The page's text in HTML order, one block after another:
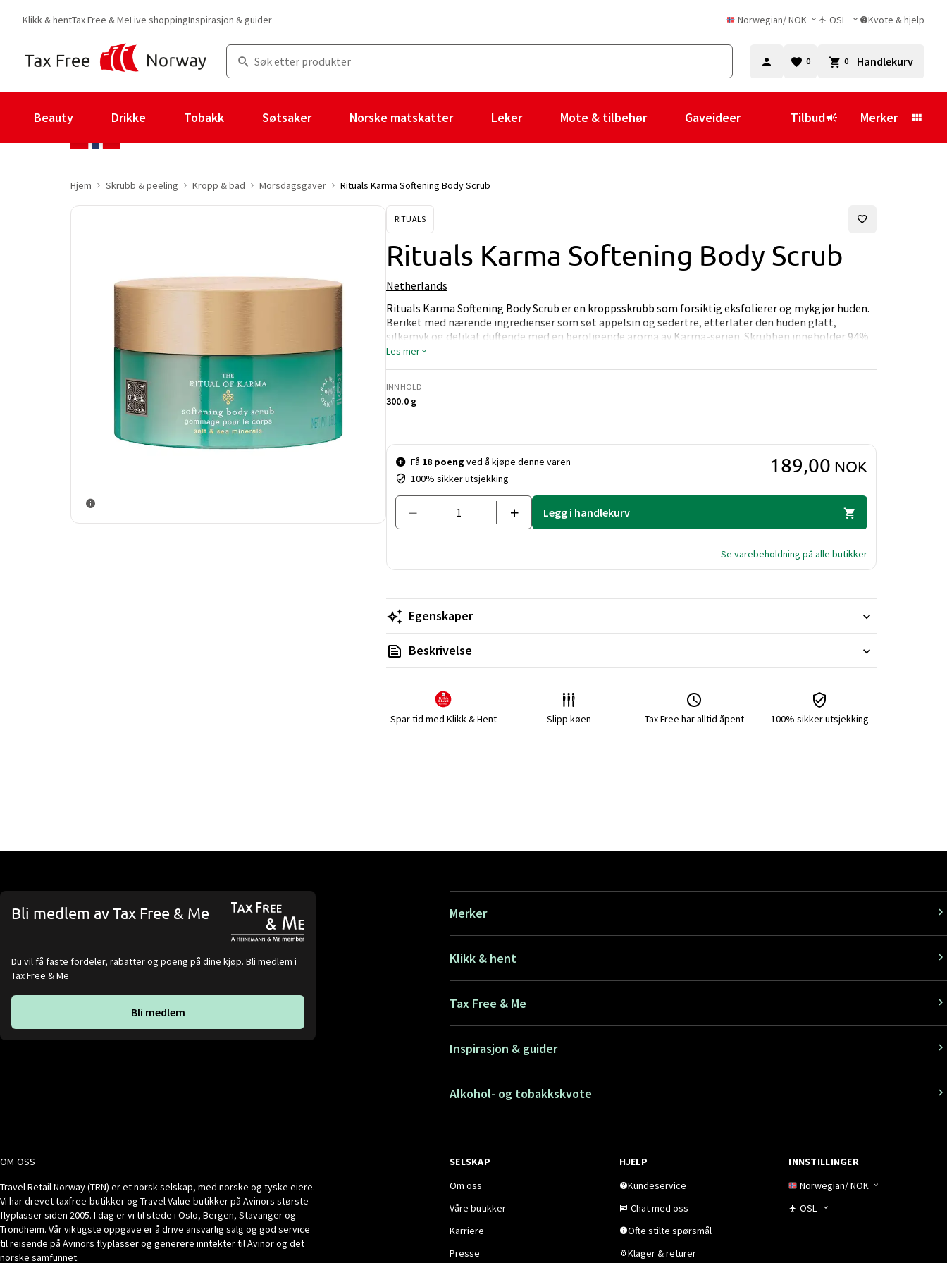
Klikk & hentTax Free & MeLive shoppingInspirasjon & guider Norwegian/NOK OSL Kvote & hjelp
0 0 Handlekurv
Beauty Drikke Tobakk Søtsaker Norske matskatter Leker Mote & tilbehør Gaveideer Tilbud Merker
Hjem Skrubb & peeling Kropp & bad Morsdagsgaver Rituals Karma Softening Body Scrub
RITUALS
Rituals Karma Softening Body Scrub
Netherlands
Rituals Karma Softening Body Scrub er en kroppsskrubb som forsiktig eksfolierer og mykgjør huden.
Beriket med nærende ingredienser som søt appelsin og sedertre, etterlater den huden glatt,
silkemyk og delikat duftende med en beroligende aroma av Karma-serien. Skrubben inneholder 94%
naturlige ingredigenser.
Les mer
INNHOLD
300.0 g
Pris og mengde
Få 18 poeng ved å kjøpe denne varen
100% sikker utsjekking
189,00 NOK
Legg i handlekurv
Se varebeholdning på alle butikker
Egenskaper
Beskrivelse
Spar tid med Klikk & Hent Slipp køen Tax Free har alltid åpent 100% sikker utsjekking
Bli medlem av Tax Free & Me
Du vil få faste fordeler, rabatter og poeng på dine kjøp. Bli medlem i
Tax Free & Me
Bli medlem
Merker
Klikk & hent
Tax Free & Me
Inspirasjon & guider
Alkohol- og tobakkskvote
OM OSS
Travel Retail Norway (TRN) er et norsk selskap, med norske og tyske eiere.
Vi har drevet taxfree-butikker og Travel Value-butikker på Avinors største
flyplasser siden 2005. I dag er vi til stede i Oslo, Bergen, Stavanger og
Trondheim. Vår viktigste oppgave er å drive ansvarlig salg og god service
til reisende på Avinors flyplasser og generere inntekter til Avinor og det
norske samfunnet.
SELSKAP
Om oss
Våre butikker
Karriere
Presse
HJELP
Kundeservice
Chat med oss
Ofte stilte spørsmål
Klager & returer
INNSTILLINGER
Norwegian/NOK
OSL